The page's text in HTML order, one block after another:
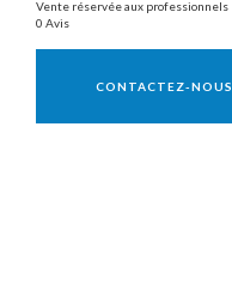
Vente réservée aux professionnels
0 Avis
CONTACTEZ-NOUS